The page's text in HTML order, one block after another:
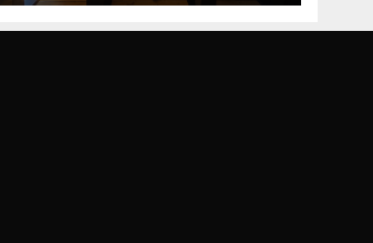
Bosne i
Hercegovine